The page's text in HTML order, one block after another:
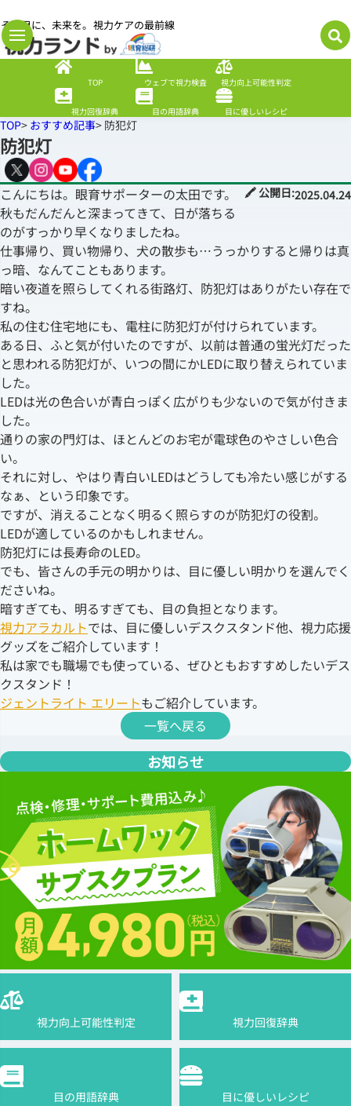
その目に、未来を。視力ケアの最前線
TOP ウェブで視力検査 視力向上可能性判定
視力回復辞典 目の用語辞典 目に優しいレシピ
TOP> おすすめ記事> 防犯灯
防犯灯
🖍 公開日:2025.04.24
こんにちは。眼育サポーターの太田です。
秋もだんだんと深まってきて、日が落ちる
のがすっかり早くなりましたね。
仕事帰り、買い物帰り、犬の散歩も…うっかりすると帰りは真
っ暗、なんてこともあります。
暗い夜道を照らしてくれる街路灯、防犯灯はありがたい存在で
すね。
私の住む住宅地にも、電柱に防犯灯が付けられています。
ある日、ふと気が付いたのですが、以前は普通の蛍光灯だった
と思われる防犯灯が、いつの間にかLEDに取り替えられていま
した。
LEDは光の色合いが青白っぽく広がりも少ないので気が付きま
した。
通りの家の門灯は、ほとんどのお宅が電球色のやさしい色合
い。
それに対し、やはり青白いLEDはどうしても冷たい感じがする
なぁ、という印象です。
ですが、消えることなく明るく照らすのが防犯灯の役割。
LEDが適しているのかもしれません。
防犯灯には長寿命のLED。
でも、皆さんの手元の明かりは、目に優しい明かりを選んでく
ださいね。
暗すぎても、明るすぎても、目の負担となります。
視力アラカルトでは、目に優しいデスクスタンド他、視力応援
グッズをご紹介しています！
私は家でも職場でも使っている、ぜひともおすすめしたいデス
クスタンド！
ジェントライト エリートもご紹介しています。
一覧へ戻る
お知らせ
視力向上可能性判定 視力回復辞典
目の用語辞典 目に優しいレシピ